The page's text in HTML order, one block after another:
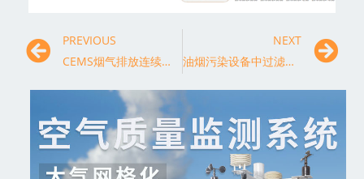
PREVIOUS
CEMS烟气排放连续监测系统
NEXT
油烟污染设备中过滤器的性能优化研究，推动环保产业科技升级与发展。